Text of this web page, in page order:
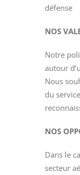
défense
NOS
Notre
autour
Nous
du
NOS
Dans le
secteur